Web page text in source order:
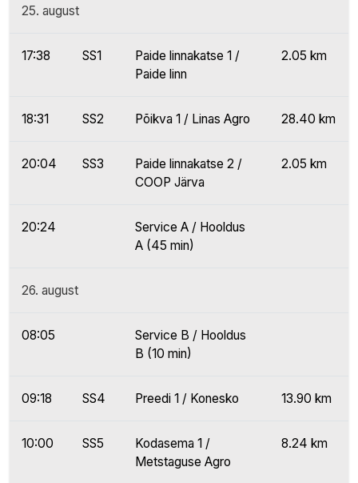
25. august
17:38 SS1
Paide linnakatse 1 /
Paide linn
2.05 km
18:31 SS2 Põikva 1 / Linas Agro 28.40 km
20:04 SS3
Paide linnakatse 2 /
COOP Järva
2.05 km
20:24
Service A / Hooldus
A (45 min)
26. august
08:05
Service B / Hooldus
B (10 min)
09:18 SS4 Preedi 1 / Konesko 13.90 km
10:00 SS5
Kodasema 1 /
Metstaguse Agro
8.24 km